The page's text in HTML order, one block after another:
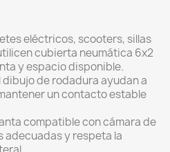
eléctricos, scooters, sillas
cubierta neumática 6x2
y espacio disponible.
dibujo de rodadura ayudan a
un contacto estable
compatible con cámara de
y respeta la